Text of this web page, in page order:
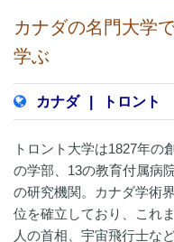
カナダの名門大学
学ぶ
カナダ トロント
トロント大学は1827年の
の学部、13の教育付属病
の研究機関。カナダ学術
位を確立しており、これ
人の首相、宇宙飛行士な